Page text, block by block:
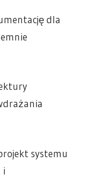
dla
systemu
i